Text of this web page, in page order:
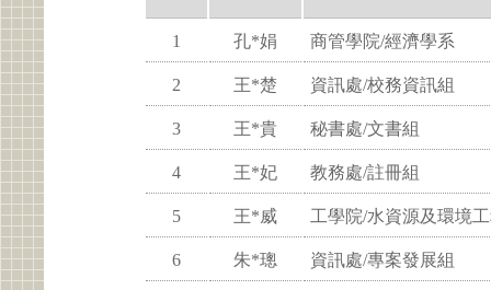
1 孔*娟 商管學院/經濟學系
2 王*楚 資訊處/校務資訊組
3 王*貴 秘書處/文書組
4 王*妃 教務處/註冊組
5 王*威 工學院/水資源及環境
6 朱*璁 資訊處/專案發展組